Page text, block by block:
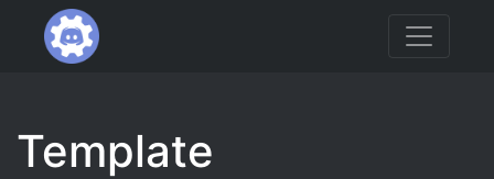
Template